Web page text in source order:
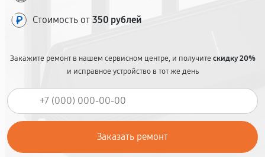
Стоимость от 350 рублей
Закажите ремонт в нашем сервисном центре, и получитескидку 20%
и исправное устройство в тот же день